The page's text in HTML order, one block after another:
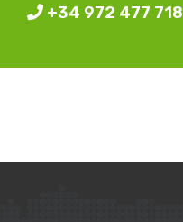
+34 972 477 718